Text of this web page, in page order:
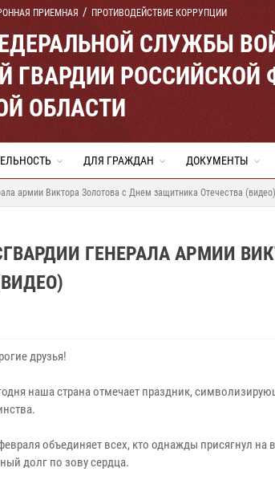
ПРИЕМНАЯ ПРОТИВОДЕЙСТВИЕ КОРРУПЦИИ
СЛУЖБЫ
ГВАРДИИ РОССИЙСКОЙ
ОБЛАСТИ
ДЛЯ ГРАЖДАН ДОКУМЕНТЫ
армии Виктора Золотова с Днем защитника Отечества (видео)
ГЕНЕРАЛА АРМИИ
друзья!
наша страна отмечает праздник,
объединяет всех, кто однажды присягнул на
долг по зову сердца.